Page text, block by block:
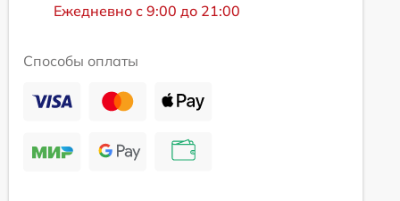
Ежедневно с 9:00 до 21:00
Способы оплаты